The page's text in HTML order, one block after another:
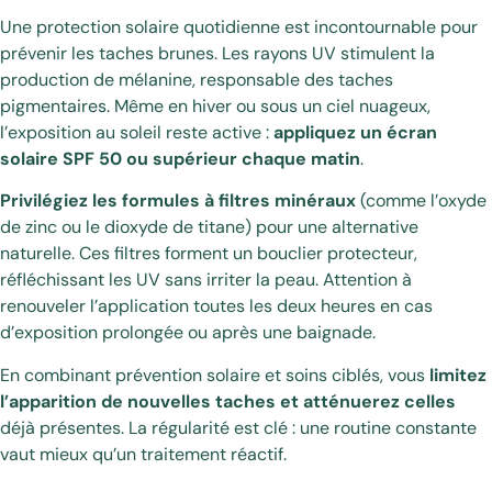
Une protection solaire quotidienne est incontournable pour
prévenir les taches brunes. Les rayons UV stimulent la
production de mélanine, responsable des taches
pigmentaires. Même en hiver ou sous un ciel nuageux,
l’exposition au soleil reste active :appliquez un écran
solaire SPF 50 ou supérieur chaque matin.
Privilégiez les formules à filtres minéraux(comme l’oxyde
de zinc ou le dioxyde de titane) pour une alternative
naturelle. Ces filtres forment un bouclier protecteur,
réfléchissant les UV sans irriter la peau. Attention à
renouveler l’application toutes les deux heures en cas
d’exposition prolongée ou après une baignade.
En combinant prévention solaire et soins ciblés, vous limitez
l’apparition de nouvelles taches et atténuerez celles
déjà présentes. La régularité est clé : une routine constante
vaut mieux qu’un traitement réactif.